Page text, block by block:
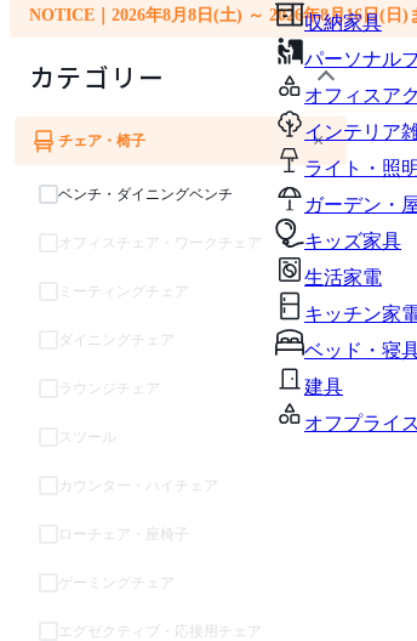
収納家具
パーソナル
オフィスア
インテリア
ライト・照明
ガーデン・
キッズ家具
生活家電
キッチン家
ベッド・寝
建具
オフプライ
NOTICE｜2026年8月8日(土) ～ 2026年8月16日(日)
カテゴリー
チェア・椅子 ×
ベンチ・ダイニングベンチ
オフィスチェア・ワークチェア
ミーティングチェア
ダイニングチェア
ラウンジチェア
スツール
カウンター・ハイチェア
ローチェア・座椅子
ゲーミングチェア
エグゼクティブ・応接用チェア